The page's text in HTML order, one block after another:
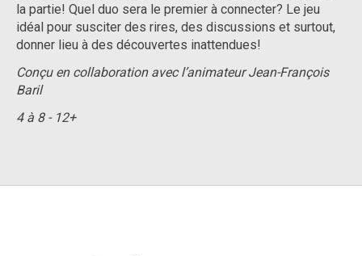
la partie! Quel duo sera le premier à connecter? Le jeu
idéal pour susciter des rires, des discussions et surtout,
donner lieu à des découvertes inattendues!
Conçu en collaboration avec l’animateur Jean-François
Baril
4 à 8 - 12+